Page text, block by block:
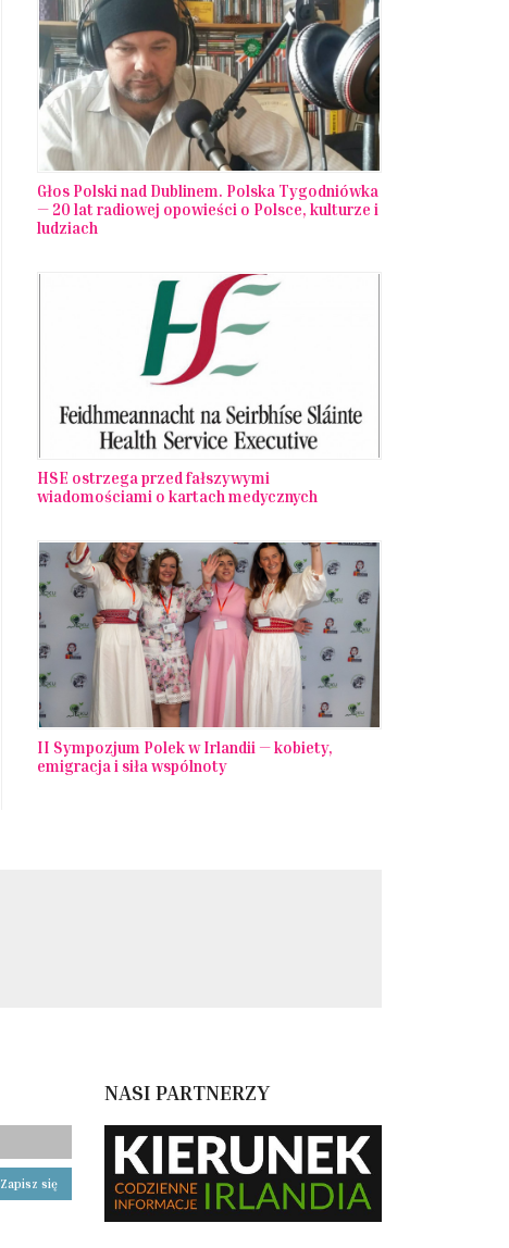
Głos Polski nad Dublinem. Polska Tygodniówka
— 20 lat radiowej opowieści o Polsce, kulturze i
ludziach
HSE ostrzega przed fałszywymi
wiadomościami o kartach medycznych
II Sympozjum Polek w Irlandii — kobiety,
emigracja i siła wspólnoty
Zapisz się
NASI PARTNERZY